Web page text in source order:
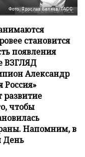
Фото: Ярослав Беляев/ТАСС
становится
появления
ВЗГЛЯД
Александр
Россия»
развитие
чтобы
Напомним, в
День